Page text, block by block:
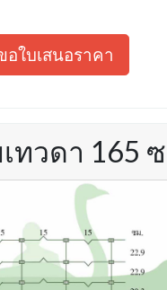
อใบเสนอราคา
ทวดา 165